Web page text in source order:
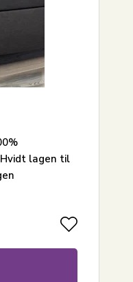
lagen til